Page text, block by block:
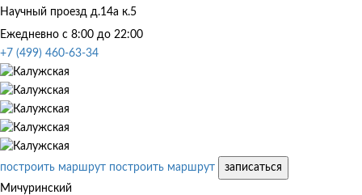
Научный проезд д.14а к.5
Ежедневно с 8:00 до 22:00
+7 (499) 460-63-34
построить маршрут построить маршрут
записаться
Мичуринский